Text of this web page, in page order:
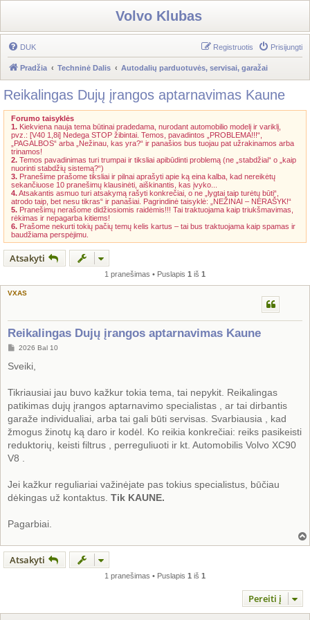
Volvo Klubas
DUK Prisijungti
Registruotis
Pradžia Techninė Dalis Autodalių parduotuvės, servisai, garažai
Reikalingas Dujų įrangos aptarnavimas Kaune
Forumo taisyklės
1. Kiekviena nauja tema būtinai pradedama, nurodant automobilio modelį ir variklį,
pvz.: [V40 1,8i] Nedega STOP žibintai. Temos, pavadintos „PROBLEMA!!!“,
„PAGALBOS“ arba „Nežinau, kas yra?“ ir panašios bus tuojau pat užrakinamos arba
trinamos!
2. Temos pavadinimas turi trumpai ir tiksliai apibūdinti problemą (ne „stabdžiai“ o „kaip
nuorinti stabdžių sistemą?“)
3. Pranešime prašome tiksliai ir pilnai aprašyti apie ką eina kalba, kad nereikėtų
sekančiuose 10 pranešimų klausinėti, aiškinantis, kas įvyko...
4.Atsakantis asmuo turi atsakymą rašyti konkrečiai, o ne „lygtai taip turėtų būti“,
atrodo taip, bet nesu tikras“ ir panašiai. Pagrindinė taisyklė: „NEŽINAI – NERAŠYK!“
5. Pranešimų nerašome didžiosiomis raidėmis!!! Tai traktuojama kaip triukšmavimas,
rėkimas ir nepagarba kitiems!
6. Prašome nekurti tokių pačių temų kelis kartus – tai bus traktuojama kaip spamas ir
baudžiama perspėjimu.
Atsakyti
1 pranešimas • Puslapis 1 iš 1
VXAS
Reikalingas Dujų įrangos aptarnavimas Kaune
S
a
n
a
r
t
n
ė
2026 Bal 10
Sveiki,
Tikriausiai jau buvo kažkur tokia tema, tai nepykit. Reikalingas
patikimas dujų įrangos aptarnavimo specialistas , ar tai dirbantis
garaže individualiai, arba tai gali būti servisas. Svarbiausia , kad
žmogus žinotų ką daro ir kodėl. Ko reikia konkrečiai: reiks pasikeisti
reduktorių, keisti filtrus , perreguliuoti ir kt. Automobilis Volvo XC90
V8 .
Jei kažkur reguliariai važinėjate pas tokius specialistus, būčiau
dėkingas už kontaktus. Tik KAUNE.
Pagarbiai.
Atsakyti
1 pranešimas • Puslapis 1 iš 1
Pereiti į